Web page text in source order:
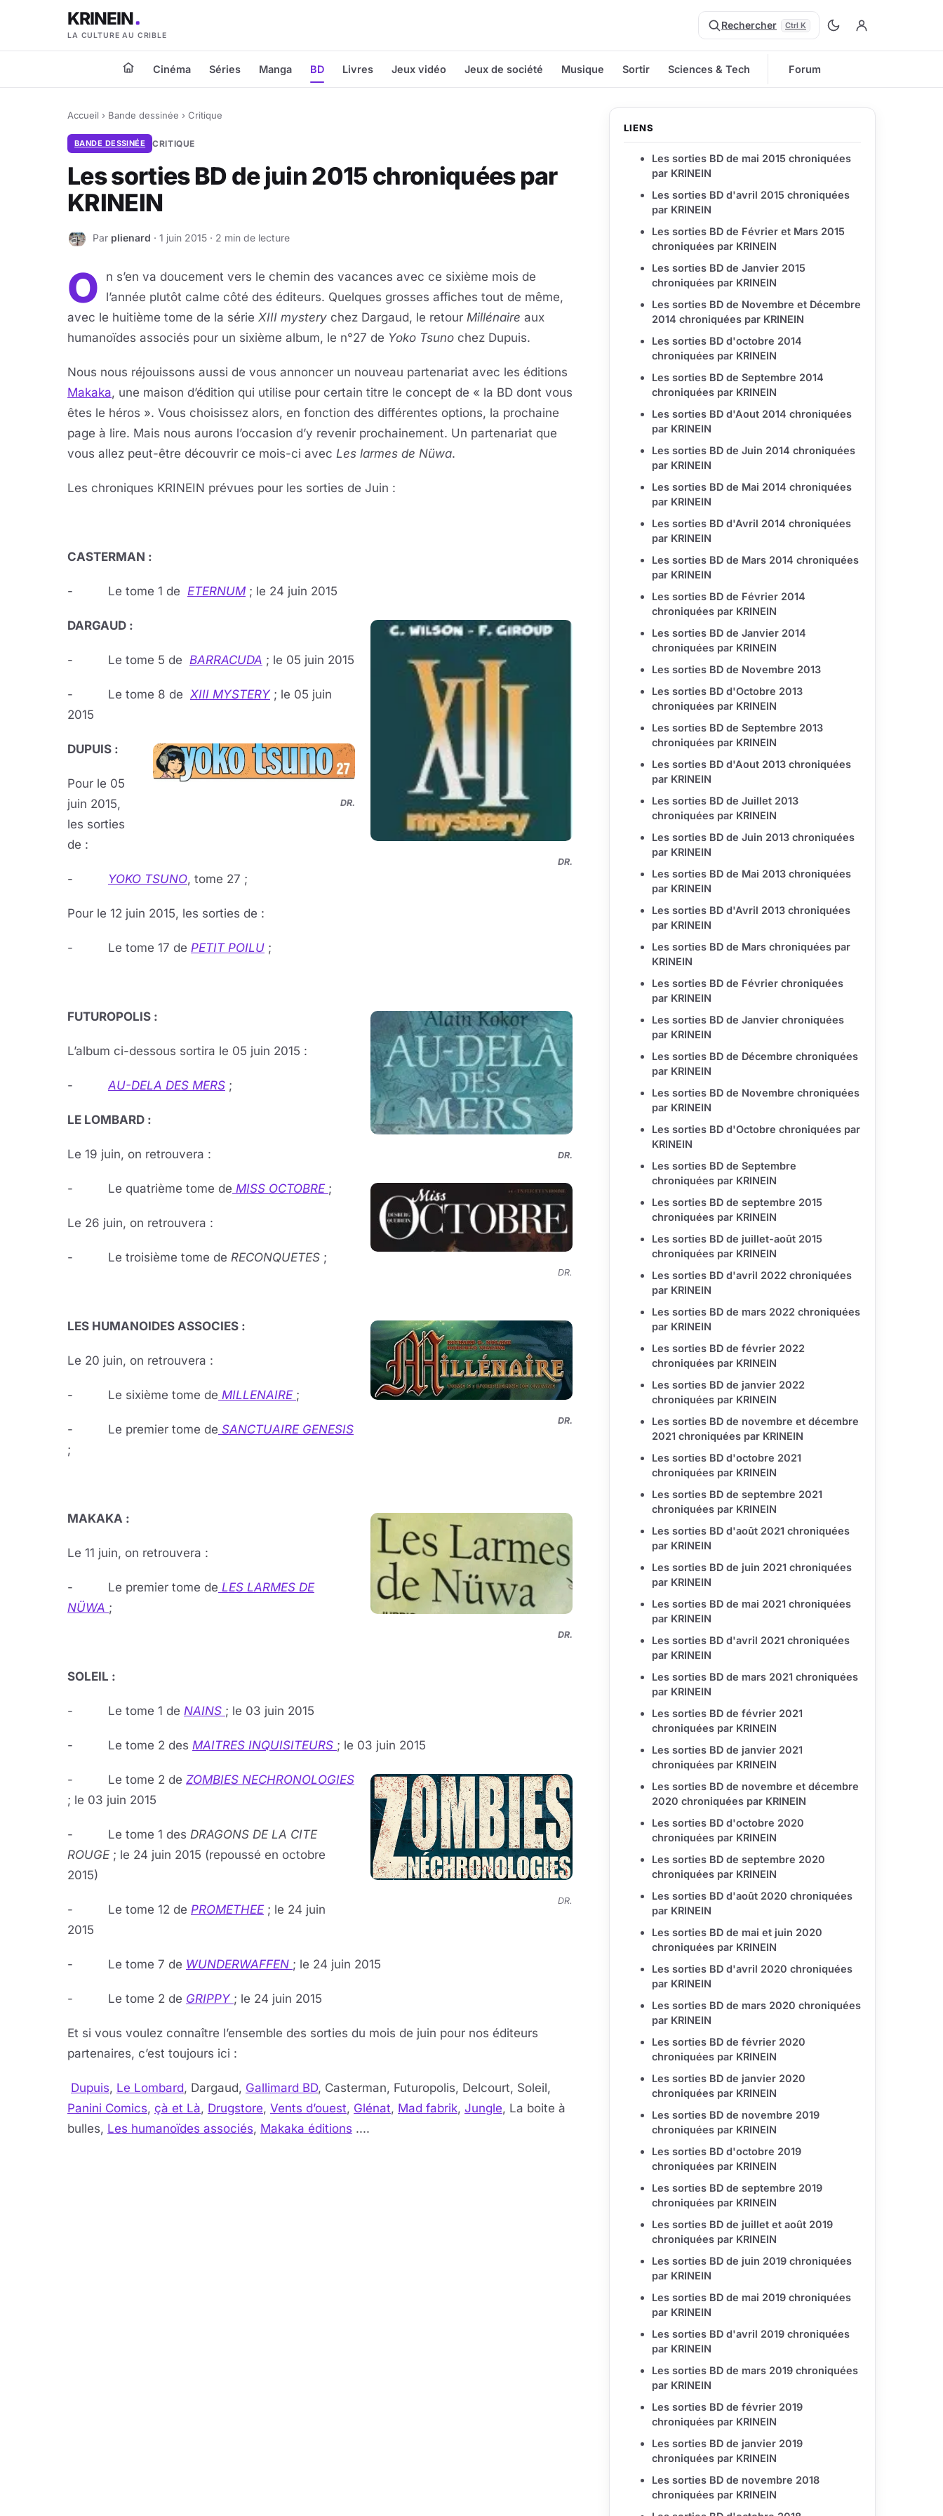
KRINEIN
LA CULTURE AU CRIBLE
Rechercher Ctrl K
Cinéma Séries Manga BD Livres Jeux vidéo Jeux de société Musique Sortir Sciences & Tech Forum
Accueil › Bande dessinée › Critique
BANDE DESSINÉE CRITIQUE
Les sorties BD de juin 2015 chroniquées par
KRINEIN
P Par plienard · 1 juin 2015 · 2 min de lecture
O
n s’en va doucement vers le chemin des vacances avec ce sixième mois de
l’année plutôt calme côté des éditeurs. Quelques grosses affiches tout de même,
avec le huitième tome de la série XIII mystery chez Dargaud, le retour Millénaire aux
humanoïdes associés pour un sixième album, le n°27 de Yoko Tsuno chez Dupuis.
Nous nous réjouissons aussi de vous annoncer un nouveau partenariat avec les éditions
Makaka, une maison d’édition qui utilise pour certain titre le concept de « la BD dont vous
êtes le héros ». Vous choisissez alors, en fonction des différentes options, la prochaine
page à lire. Mais nous aurons l’occasion d’y revenir prochainement. Un partenariat que
vous allez peut-être découvrir ce mois-ci avec Les larmes de Nüwa.
Les chroniques KRINEIN prévues pour les sorties de Juin :
CASTERMAN :
- Le tome 1 de ETERNUM ; le 24 juin 2015
DR.
DARGAUD :
- Le tome 5 de BARRACUDA ; le 05 juin 2015
- Le tome 8 de XIII MYSTERY ; le 05 juin
2015
DR.
DUPUIS :
Pour le 05
juin 2015,
les sorties
de :
- YOKO TSUNO, tome 27 ;
Pour le 12 juin 2015, les sorties de :
- Le tome 17 de PETIT POILU ;
DR.
FUTUROPOLIS :
L’album ci-dessous sortira le 05 juin 2015 :
-AU-DELA DES MERS ;
LE LOMBARD :
Le 19 juin, on retrouvera :
DR.
- Le quatrième tome de MISS OCTOBRE ;
Le 26 juin, on retrouvera :
- Le troisième tome de RECONQUETES ;
DR.
LES HUMANOIDES ASSOCIES :
Le 20 juin, on retrouvera :
- Le sixième tome de MILLENAIRE ;
- Le premier tome de SANCTUAIRE GENESIS
;
DR.
MAKAKA :
Le 11 juin, on retrouvera :
- Le premier tome de LES LARMES DE
NÜWA ;
SOLEIL :
- Le tome 1 de NAINS ; le 03 juin 2015
- Le tome 2 des MAITRES INQUISITEURS ; le 03 juin 2015
DR.
- Le tome 2 de ZOMBIES NECHRONOLOGIES
; le 03 juin 2015
- Le tome 1 des DRAGONS DE LA CITE
ROUGE ; le 24 juin 2015 (repoussé en octobre
2015)
- Le tome 12 de PROMETHEE; le 24 juin
2015
- Le tome 7 de WUNDERWAFFEN ; le 24 juin 2015
- Le tome 2 de GRIPPY ; le 24 juin 2015
Et si vous voulez connaître l’ensemble des sorties du mois de juin pour nos éditeurs
partenaires, c’est toujours ici :
Dupuis, Le Lombard, Dargaud, Gallimard BD, Casterman, Futuropolis, Delcourt, Soleil,
Panini Comics, çà et Là, Drugstore, Vents d’ouest, Glénat, Mad fabrik, Jungle, La boite à
bulles, Les humanoïdes associés, Makaka éditions ....
LIENS
Les sorties BD de mai 2015 chroniquées
par KRINEIN
Les sorties BD d'avril 2015 chroniquées
par KRINEIN
Les sorties BD de Février et Mars 2015
chroniquées par KRINEIN
Les sorties BD de Janvier 2015
chroniquées par KRINEIN
Les sorties BD de Novembre et Décembre
2014 chroniquées par KRINEIN
Les sorties BD d'octobre 2014
chroniquées par KRINEIN
Les sorties BD de Septembre 2014
chroniquées par KRINEIN
Les sorties BD d'Aout 2014 chroniquées
par KRINEIN
Les sorties BD de Juin 2014 chroniquées
par KRINEIN
Les sorties BD de Mai 2014 chroniquées
par KRINEIN
Les sorties BD d'Avril 2014 chroniquées
par KRINEIN
Les sorties BD de Mars 2014 chroniquées
par KRINEIN
Les sorties BD de Février 2014
chroniquées par KRINEIN
Les sorties BD de Janvier 2014
chroniquées par KRINEIN
Les sorties BD de Novembre 2013
Les sorties BD d'Octobre 2013
chroniquées par KRINEIN
Les sorties BD de Septembre 2013
chroniquées par KRINEIN
Les sorties BD d'Aout 2013 chroniquées
par KRINEIN
Les sorties BD de Juillet 2013
chroniquées par KRINEIN
Les sorties BD de Juin 2013 chroniquées
par KRINEIN
Les sorties BD de Mai 2013 chroniquées
par KRINEIN
Les sorties BD d'Avril 2013 chroniquées
par KRINEIN
Les sorties BD de Mars chroniquées par
KRINEIN
Les sorties BD de Février chroniquées
par KRINEIN
Les sorties BD de Janvier chroniquées
par KRINEIN
Les sorties BD de Décembre chroniquées
par KRINEIN
Les sorties BD de Novembre chroniquées
par KRINEIN
Les sorties BD d'Octobre chroniquées par
KRINEIN
Les sorties BD de Septembre
chroniquées par KRINEIN
Les sorties BD de septembre 2015
chroniquées par KRINEIN
Les sorties BD de juillet-août 2015
chroniquées par KRINEIN
Les sorties BD d'avril 2022 chroniquées
par KRINEIN
Les sorties BD de mars 2022 chroniquées
par KRINEIN
Les sorties BD de février 2022
chroniquées par KRINEIN
Les sorties BD de janvier 2022
chroniquées par KRINEIN
Les sorties BD de novembre et décembre
2021 chroniquées par KRINEIN
Les sorties BD d'octobre 2021
chroniquées par KRINEIN
Les sorties BD de septembre 2021
chroniquées par KRINEIN
Les sorties BD d'août 2021 chroniquées
par KRINEIN
Les sorties BD de juin 2021 chroniquées
par KRINEIN
Les sorties BD de mai 2021 chroniquées
par KRINEIN
Les sorties BD d'avril 2021 chroniquées
par KRINEIN
Les sorties BD de mars 2021 chroniquées
par KRINEIN
Les sorties BD de février 2021
chroniquées par KRINEIN
Les sorties BD de janvier 2021
chroniquées par KRINEIN
Les sorties BD de novembre et décembre
2020 chroniquées par KRINEIN
Les sorties BD d'octobre 2020
chroniquées par KRINEIN
Les sorties BD de septembre 2020
chroniquées par KRINEIN
Les sorties BD d'août 2020 chroniquées
par KRINEIN
Les sorties BD de mai et juin 2020
chroniquées par KRINEIN
Les sorties BD d'avril 2020 chroniquées
par KRINEIN
Les sorties BD de mars 2020 chroniquées
par KRINEIN
Les sorties BD de février 2020
chroniquées par KRINEIN
Les sorties BD de janvier 2020
chroniquées par KRINEIN
Les sorties BD de novembre 2019
chroniquées par KRINEIN
Les sorties BD d'octobre 2019
chroniquées par KRINEIN
Les sorties BD de septembre 2019
chroniquées par KRINEIN
Les sorties BD de juillet et août 2019
chroniquées par KRINEIN
Les sorties BD de juin 2019 chroniquées
par KRINEIN
Les sorties BD de mai 2019 chroniquées
par KRINEIN
Les sorties BD d'avril 2019 chroniquées
par KRINEIN
Les sorties BD de mars 2019 chroniquées
par KRINEIN
Les sorties BD de février 2019
chroniquées par KRINEIN
Les sorties BD de janvier 2019
chroniquées par KRINEIN
Les sorties BD de novembre 2018
chroniquées par KRINEIN